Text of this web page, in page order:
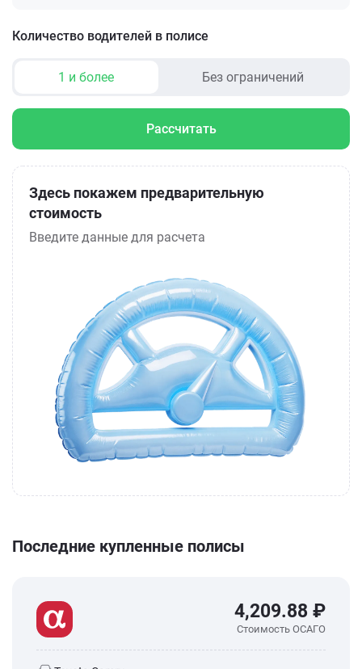
Количество водителей в полисе
1 и более Без ограничений
Рассчитать
Здесь покажем предварительную
стоимость
Введите данные для расчета
Последние купленные полисы
4,209.88 ₽
Стоимость ОСАГО